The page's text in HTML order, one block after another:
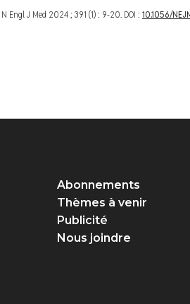
N Engl J Med 2024; 391 (1) : 9-20. DOI : 10.1056/
Abonnements
Thèmes à venir
Publicité
Nous joindre